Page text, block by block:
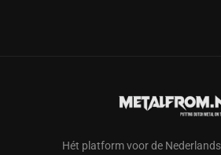
Hét platform voor de